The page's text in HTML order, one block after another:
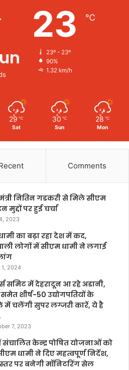
23 ℃
23º - 23º
90%
1.32 km/h
29 ℃
Sat
30 ℃
Sun
28 ℃
Mon
Comments
नितिन गडकरी से मिले सीएम
मुद्दों पर हुई चर्चा
2023
का बढ़ा रहा देश में कद,
लोगों में सीएम धामी ने लगाई
1, 2024
समिट में देहरादून आ रहे अडानी,
शीर्ष-50 उद्योगपतियों के
में चलेंगी सुपर लग्जरी कारें, ये है
7, 2023
संचालित केन्द्र पोषित योजनाओं को
धामी ने दिए महत्वपूर्ण निर्देश,
पर बनेगी मॉनिटरिंग सेल